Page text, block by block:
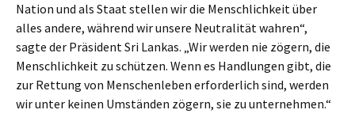
Nation und als Staat stellen wir die Menschlichkeit über
alles andere, während wir unsere Neutralität wahren“,
sagte der Präsident Sri Lankas. „Wir werden nie zögern, die
Menschlichkeit zu schützen. Wenn es Handlungen gibt, die
zur Rettung von Menschenleben erforderlich sind, werden
wir unter keinen Umständen zögern, sie zu unternehmen.“